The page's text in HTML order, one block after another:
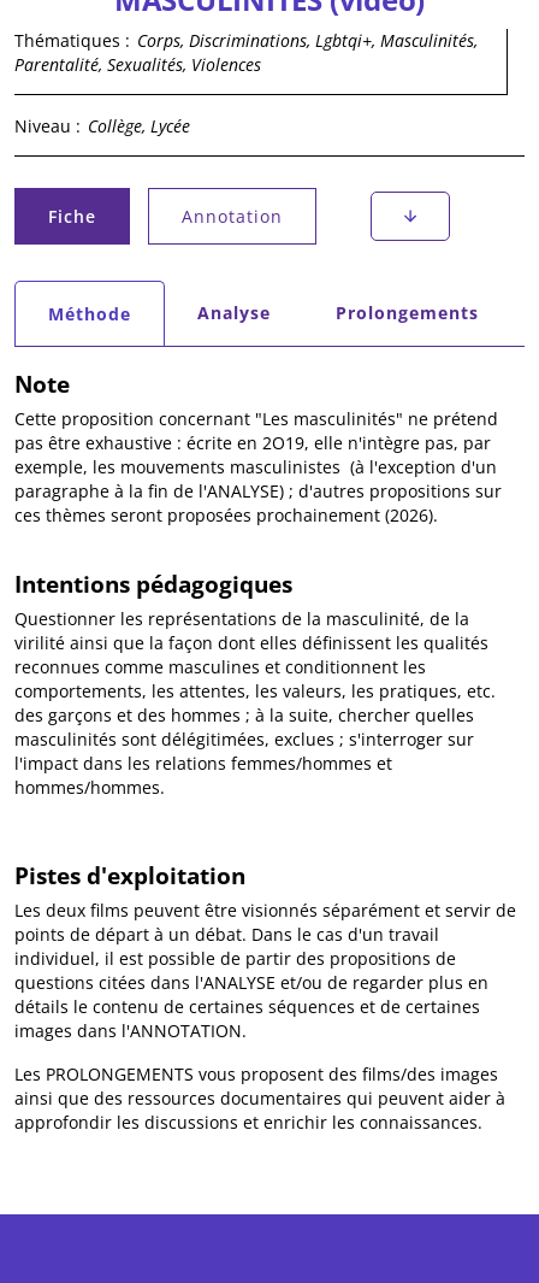
Thématiques : Corps, Discriminations, Lgbtqi+, Masculinités,
Parentalité, Sexualités, Violences
Niveau : Collège, Lycée
Onglets principaux
Fiche
(onglet actif) Annotation
Onglets secondaires
Méthode
(onglet actif) Analyse Prolongements
Note
Cette proposition concernant "Les masculinités" ne prétend
pas être exhaustive : écrite en 2O19, elle n'intègre pas, par
exemple, les mouvements masculinistes (à l'exception d'un
paragraphe à la fin de l'ANALYSE) ; d'autres propositions sur
ces thèmes seront proposées prochainement (2026).
Intentions pédagogiques
Questionner les représentations de la masculinité, de la
virilité ainsi que la façon dont elles définissent les qualités
reconnues comme masculines et conditionnent les
comportements, les attentes, les valeurs, les pratiques, etc.
des garçons et des hommes ; à la suite, chercher quelles
masculinités sont délégitimées, exclues ; s'interroger sur
l'impact dans les relations femmes/hommes et
hommes/hommes.
Pistes d'exploitation
Les deux films peuvent être visionnés séparément et servir de
points de départ à un débat. Dans le cas d'un travail
individuel, il est possible de partir des propositions de
questions citées dans l'ANALYSE et/ou de regarder plus en
détails le contenu de certaines séquences et de certaines
images dans l'ANNOTATION.
Les PROLONGEMENTS vous proposent des films/des images
ainsi que des ressources documentaires qui peuvent aider à
approfondir les discussions et enrichir les connaissances.